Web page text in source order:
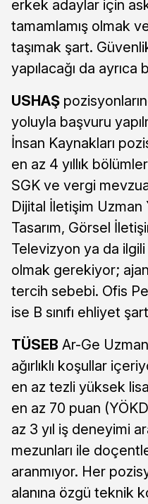
erkek adaylar için
tamamlamış olmak
taşımak şart.
yapılacağı da ayrıca
USHAŞ
yoluyla başvuru
İnsan Kaynakları
en az 4 yıllık
SGK ve vergi
Dijital İletişim Uzman
Tasarım, Görsel
Televizyon ya da
olmak gerekiyor;
tercih sebebi. Ofis
ise B sınıfı ehliyet
TÜSEB Ar-Ge
ağırlıklı koşullar
en az tezli yüksek
en az 70 puan
az 3 yıl iş deneyimi
mezunları ile
aranmıyor. Her
alanına özgü teknik